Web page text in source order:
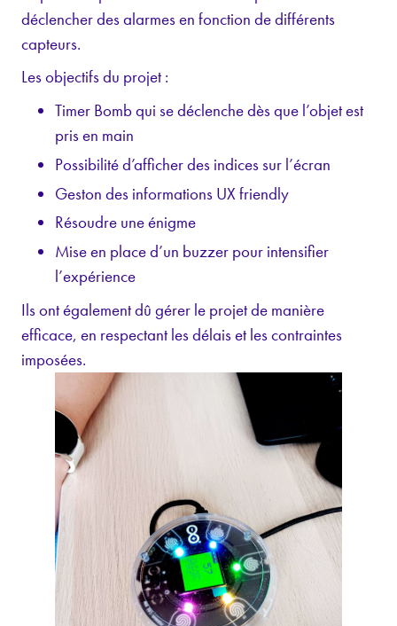
déclencher des alarmes en fonction de différents
capteurs.
Les objectifs du projet :
Timer Bomb qui se déclenche dès que l’objet est
pris en main
Possibilité d’afficher des indices sur l’écran
Geston des informations UX friendly
Résoudre une énigme
Mise en place d’un buzzer pour intensifier
l’expérience
Ils ont également dû gérer le projet de manière
efficace, en respectant les délais et les contraintes
imposées.